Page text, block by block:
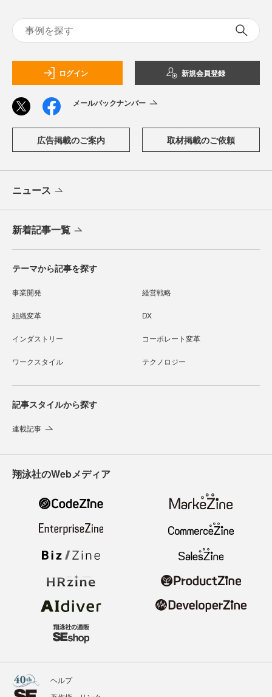
ログイン 新規会員登録
メールバックナンバー
広告掲載のご案内 取材掲載のご依頼
ニュース
新着記事一覧
テーマから記事を探す
事業開発 経営戦略
組織変革 DX
インダストリー コーポレート変革
ワークスタイル テクノロジー
記事スタイルから探す
連載記事
翔泳社のWebメディア
ヘルプ